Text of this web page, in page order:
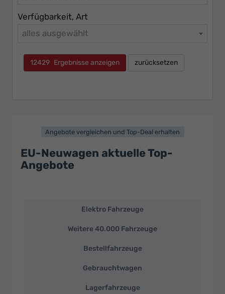
Verfügbarkeit, Art
alles ausgewählt
12429 Ergebnisse anzeigen zurücksetzen
Angebote vergleichen und Top-Deal erhalten
EU-Neuwagen aktuelle Top-
Angebote
Neuwagen
Elektro Fahrzeuge
Weitere 40.000 Fahrzeuge
Bestellfahrzeuge
Gebrauchtwagen
Lagerfahrzeuge